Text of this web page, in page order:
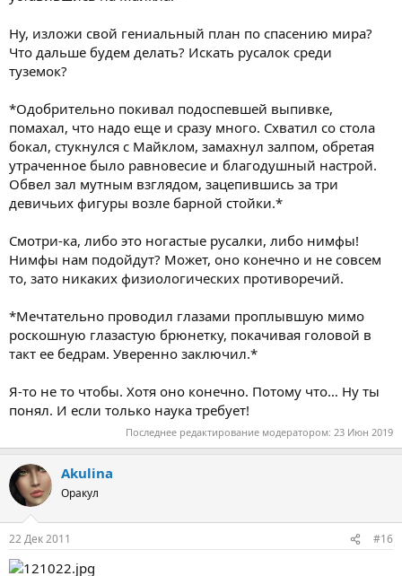
Ну, изложи свой гениальный план по спасению мира?
Что дальше будем делать? Искать русалок среди
туземок?
*Одобрительно покивал подоспевшей выпивке,
помахал, что надо еще и сразу много. Схватил со стола
бокал, стукнулся с Майклом, замахнул залпом, обретая
утраченное было равновесие и благодушный настрой.
Обвел зал мутным взглядом, зацепившись за три
девичьих фигуры возле барной стойки.*
Смотри-ка, либо это ногастые русалки, либо нимфы!
Нимфы нам подойдут? Может, оно конечно и не совсем
то, зато никаких физиологических противоречий.
*Мечтательно проводил глазами проплывшую мимо
роскошную глазастую брюнетку, покачивая головой в
такт ее бедрам. Уверенно заключил.*
Я-то не то чтобы. Хотя оно конечно. Потому что… Ну ты
понял. И если только наука требует!
Последнее редактирование модератором: 23 Июн 2019
Akulina
Оракул
22 Дек 2011 #16